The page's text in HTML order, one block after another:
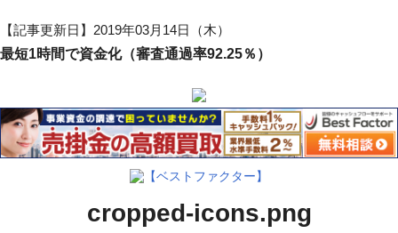
テ
ン
ツ
動
【記事更新日】2019年03月14日（木）
最短1時間で資金化（審査通過率92.25％）
【ベストファクター】
cropped-icons.png